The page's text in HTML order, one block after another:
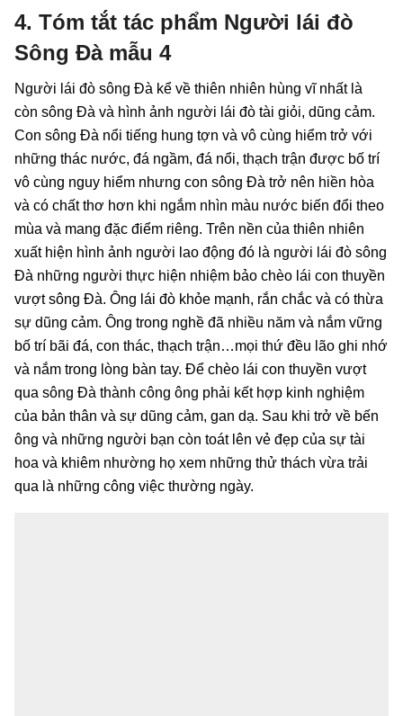
4. Tóm tắt tác phẩm Người lái đò
Sông Đà mẫu 4
Người lái đò sông Đà kể về thiên nhiên hùng vĩ nhất là
còn sông Đà và hình ảnh người lái đò tài giỏi, dũng cảm.
Con sông Đà nổi tiếng hung tợn và vô cùng hiểm trở với
những thác nước, đá ngầm, đá nổi, thạch trận được bố trí
vô cùng nguy hiểm nhưng con sông Đà trở nên hiền hòa
và có chất thơ hơn khi ngắm nhìn màu nước biến đổi theo
mùa và mang đặc điểm riêng. Trên nền của thiên nhiên
xuất hiện hình ảnh người lao động đó là người lái đò sông
Đà những người thực hiện nhiệm bảo chèo lái con thuyền
vượt sông Đà. Ông lái đò khỏe mạnh, rắn chắc và có thừa
sự dũng cảm. Ông trong nghề đã nhiều năm và nắm vững
bố trí bãi đá, con thác, thạch trận…mọi thứ đều lão ghi nhớ
và nắm trong lòng bàn tay. Để chèo lái con thuyền vượt
qua sông Đà thành công ông phải kết hợp kinh nghiệm
của bản thân và sự dũng cảm, gan dạ. Sau khi trở về bến
ông và những người bạn còn toát lên vẻ đẹp của sự tài
hoa và khiêm nhường họ xem những thử thách vừa trải
qua là những công việc thường ngày.